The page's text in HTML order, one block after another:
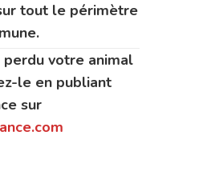
tout le périmètre
perdu votre animal
le en publiant
sur